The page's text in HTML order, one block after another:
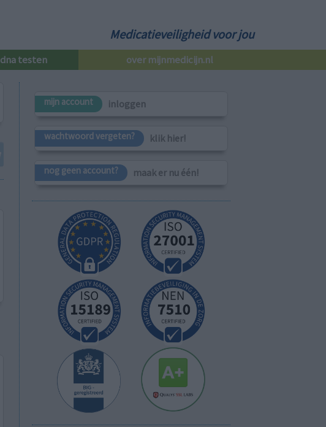
Medicatieveiligheid voor jou
dna testen over mijnmedicijn.nl
mijn account inloggen
wachtwoord vergeten? klik hier!
nog geen account? maak er nu één!